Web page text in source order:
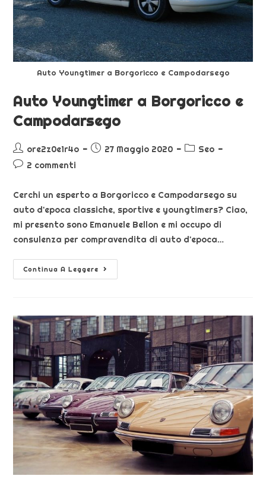
Auto Youngtimer a Borgoricco e Campodarsego
Auto Youngtimer a Borgoricco e
Campodarsego
ore2z0e1r4o 27 Maggio 2020
Seo
2 commenti
Cerchi un esperto a Borgoricco e Campodarsego su
auto d'epoca classiche, sportive e youngtimers? Ciao,
mi presento sono Emanuele Bellon e mi occupo di
consulenza per compravendita di auto d'epoca…
Continua A Leggere